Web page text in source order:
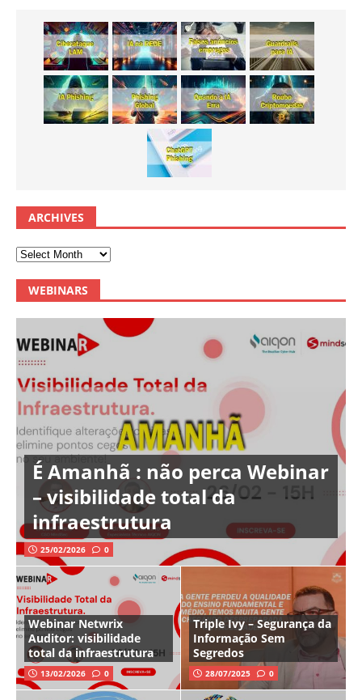
ARCHIVES
WEBINARS
É Amanhã : não perca Webinar
– visibilidade total da
infraestrutura
25/02/2026 0
Webinar Netwrix
Auditor: visibilidade
total da infraestrutura
13/02/2026 0
Triple Ivy – Segurança da
Informação Sem
Segredos
28/07/2025 0